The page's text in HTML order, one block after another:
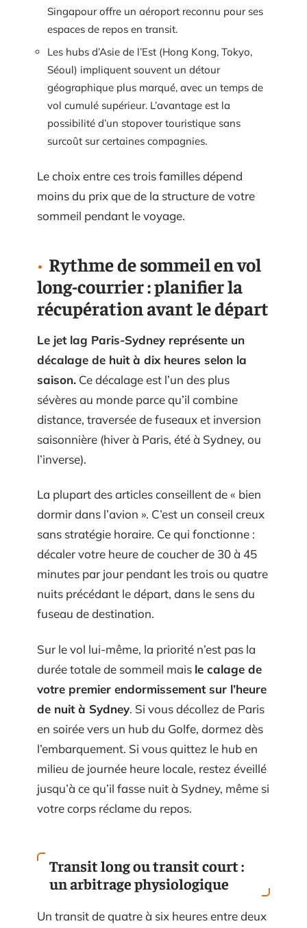
Singapour offre un aéroport reconnu pour ses
espaces de repos en transit.
Les hubs d’Asie de l’Est (Hong Kong, Tokyo,
Séoul) impliquent souvent un détour
géographique plus marqué, avec un temps de
vol cumulé supérieur. L’avantage est la
possibilité d’un stopover touristique sans
surcoût sur certaines compagnies.
Le choix entre ces trois familles dépend
moins du prix que de la structure de votre
sommeil pendant le voyage.
Rythme de sommeil en vol
long-courrier : planifier la
récupération avant le départ
Le jet lag Paris-Sydney représente un
décalage de huit à dix heures selon la
saison. Ce décalage est l’un des plus
sévères au monde parce qu’il combine
distance, traversée de fuseaux et inversion
saisonnière (hiver à Paris, été à Sydney, ou
l’inverse).
La plupart des articles conseillent de « bien
dormir dans l’avion ». C’est un conseil creux
sans stratégie horaire. Ce qui fonctionne :
décaler votre heure de coucher de 30 à 45
minutes par jour pendant les trois ou quatre
nuits précédant le départ, dans le sens du
fuseau de destination.
Sur le vol lui-même, la priorité n’est pas la
durée totale de sommeil mais le calage de
votre premier endormissement sur l’heure
de nuit à Sydney. Si vous décollez de Paris
en soirée vers un hub du Golfe, dormez dès
l’embarquement. Si vous quittez le hub en
milieu de journée heure locale, restez éveillé
jusqu’à ce qu’il fasse nuit à Sydney, même si
votre corps réclame du repos.
Transit long ou transit court :
un arbitrage physiologique
Un transit de quatre à six heures entre deux